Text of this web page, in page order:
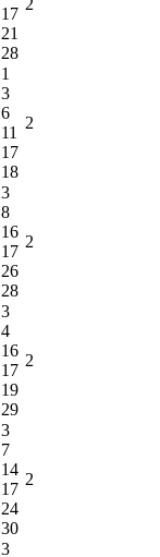
17
21
28
1
3
6
11
17
18
2
3
8
16
17
26
28
2
3
4
16
17
19
29
2
3
7
14
17
24
30
2
3